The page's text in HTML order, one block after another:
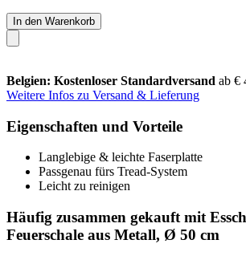
In den Warenkorb
Belgien: Kostenloser Standardversand ab €
Weitere Infos zu Versand & Lieferung
Eigenschaften und Vorteile
Langlebige & leichte Faserplatte
Passgenau fürs Tread-System
Leicht zu reinigen
Häufig zusammen gekauft mit
Feuerschale aus Metall, Ø 50 cm